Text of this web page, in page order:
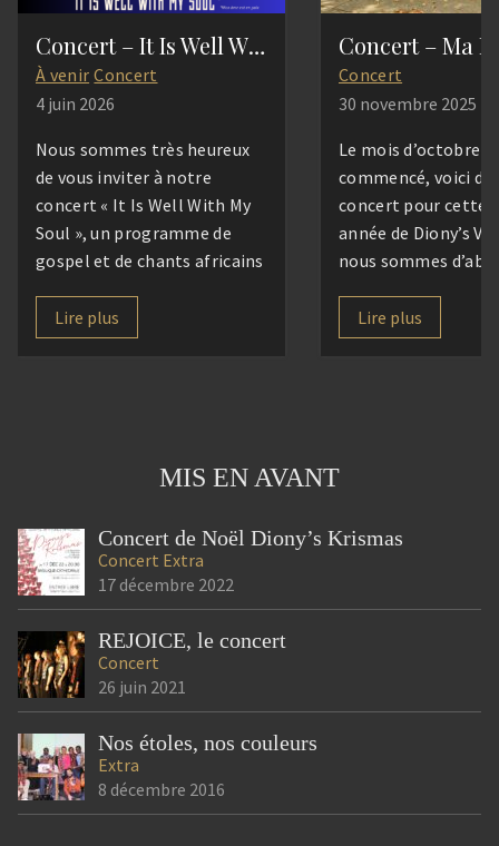
Concert – It Is Well With My Soul
À venir Concert
4 juin 2026
Nous sommes très heureux
de vous inviter à notre
concert « It Is Well With My
Soul », un programme de
gospel et de chants africains
Gomar. Accompagnés de nos
choristes et musiciens, nous
œuvres emblématiques du
Lire plus
Concert – Ma
Concert
30 novembre 2025
Le mois d’octobre
commencé, voici
concert pour cette
année de Diony’s
nous sommes
convivialité
connaissance, se
Lire plus
MIS EN AVANT
Concert de Noël Diony’s Krismas
Concert Extra
17 décembre 2022
REJOICE, le concert
Concert
26 juin 2021
Nos étoles, nos couleurs
Extra
8 décembre 2016